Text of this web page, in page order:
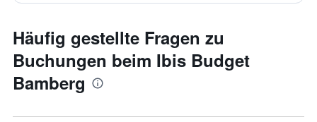
Häufig gestellte Fragen zu
Buchungen beim Ibis Budget
Bamberg